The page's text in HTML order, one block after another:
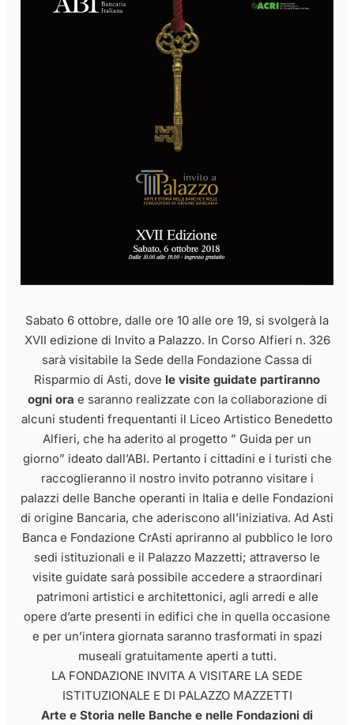
Sabato 6 ottobre, dalle ore 10 alle ore 19, si svolgerà la
XVII edizione di Invito a Palazzo. In Corso Alfieri n. 326
sarà visitabile la Sede della Fondazione Cassa di
Risparmio di Asti, dove le visite guidate partiranno
ogni ora e saranno realizzate con la collaborazione di
alcuni studenti frequentanti il Liceo Artistico Benedetto
Alfieri, che ha aderito al progetto ” Guida per un
giorno” ideato dall’ABI. Pertanto i cittadini e i turisti che
raccoglieranno il nostro invito potranno visitare i
palazzi delle Banche operanti in Italia e delle Fondazioni
di origine Bancaria, che aderiscono all’iniziativa. Ad Asti
Banca e Fondazione CrAsti apriranno al pubblico le loro
sedi istituzionali e il Palazzo Mazzetti; attraverso le
visite guidate sarà possibile accedere a straordinari
patrimoni artistici e architettonici, agli arredi e alle
opere d’arte presenti in edifici che in quella occasione
e per un’intera giornata saranno trasformati in spazi
museali gratuitamente aperti a tutti.
LA FONDAZIONE INVITA A VISITARE LA SEDE
ISTITUZIONALE E DI PALAZZO MAZZETTI
Arte e Storia nelle Banche e nelle Fondazioni di